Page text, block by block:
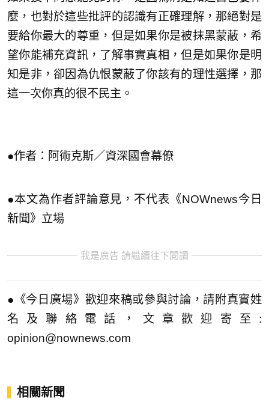
麼，也對於這些批評的認識有正確理解，那絕對是
要給你最大的尊重，但是如果你是被抹黑蒙蔽，希
望你能補充資訊，了解事實真相，但是如果你是明
知是非，卻因為仇恨蒙蔽了你該有的理性選擇，那
這一次你真的很不民主。
●作者：阿術克斯／資深國會幕僚
●本文為作者評論意見，不代表《NOWnews今日
新聞》立場
我是廣告 請繼續往下閱讀
●《今日廣場》歡迎來稿或參與討論，請附真實姓
名及聯絡電話，文章歡迎寄至:
opinion@nownews.com
相關新聞